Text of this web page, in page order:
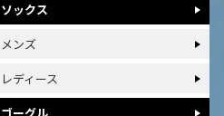
ソックス
メンズ
レディース